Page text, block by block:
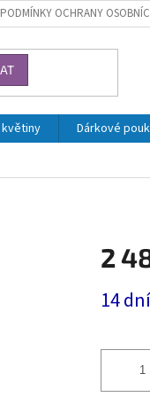
PODMÍNKY OCHRANY
Dárkové
2
cena:
14 dní